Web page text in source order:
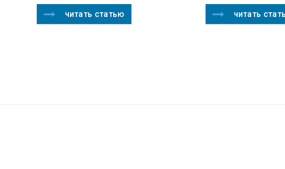
читать статью читать